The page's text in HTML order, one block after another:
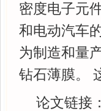
密度电子元
和电动汽车
为制造和量
钻石薄膜。
论文链接：